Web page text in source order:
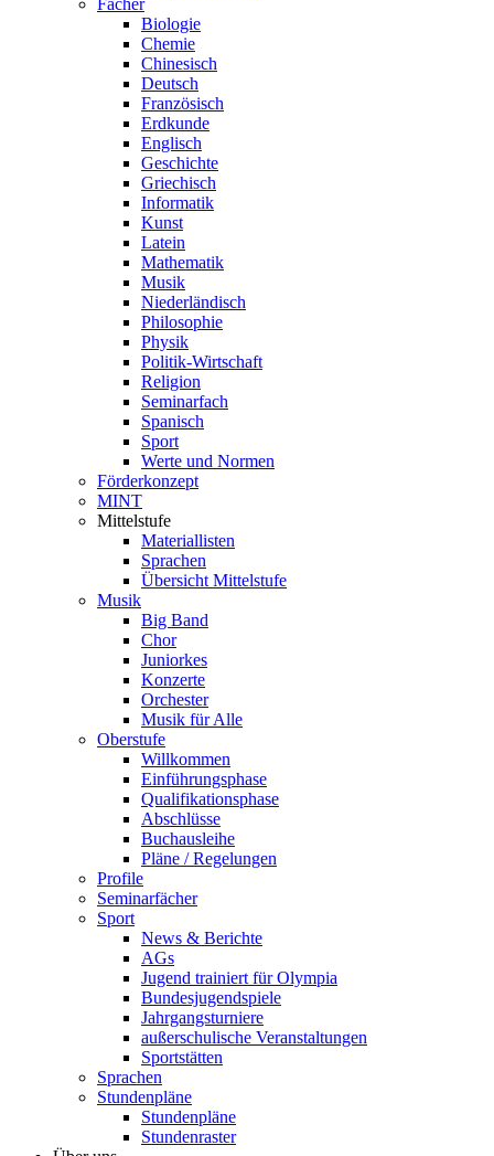
Biologie
Chemie
Chinesisch
Deutsch
Französisch
Erdkunde
Englisch
Geschichte
Griechisch
Informatik
Kunst
Latein
Mathematik
Musik
Niederländisch
Philosophie
Physik
Politik-Wirtschaft
Religion
Seminarfach
Spanisch
Sport
Werte und Normen
Förderkonzept
MINT
Mittelstufe
Materiallisten
Sprachen
Übersicht Mittelstufe
Musik
Big Band
Chor
Juniorkes
Konzerte
Orchester
Musik für Alle
Oberstufe
Willkommen
Einführungsphase
Qualifikationsphase
Abschlüsse
Buchausleihe
Pläne / Regelungen
Profile
Seminarfächer
Sport
News & Berichte
AGs
Jugend trainiert für Olympia
Bundesjugendspiele
Jahrgangsturniere
außerschulische Veranstaltungen
Sportstätten
Sprachen
Stundenpläne
Stundenpläne
Stundenraster